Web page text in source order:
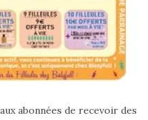
abonnées de recevoir des